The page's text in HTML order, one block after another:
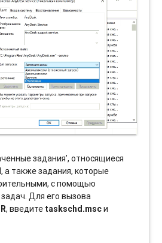
задания’, относящиеся
а также задания, которые
с помощью
Для его вызова
, введите taskschd.mscи